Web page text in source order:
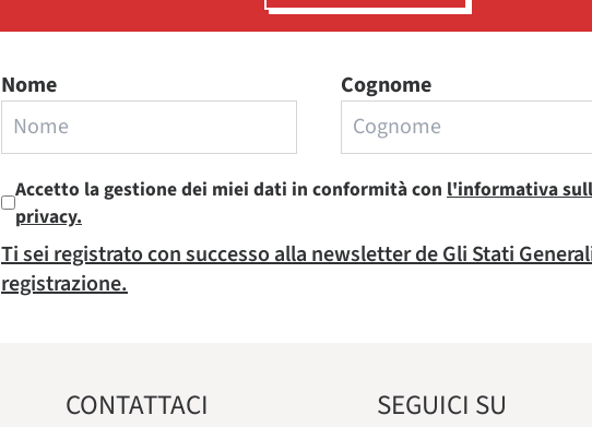
Nome Cognome
Accetto la gestione dei miei dati in conformità con l'informativa
privacy.
Ti sei registrato con successo alla newsletter de Gli Stati
registrazione.
CONTATTACI SEGUICI SU